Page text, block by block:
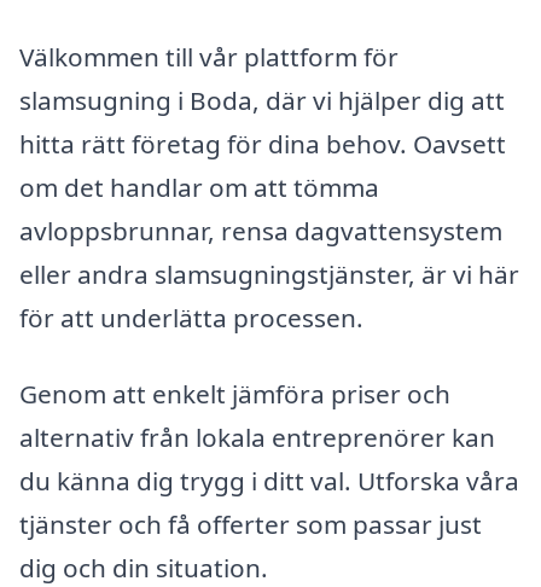
Välkommen till vår plattform för
slamsugning i Boda, där vi hjälper dig att
hitta rätt företag för dina behov. Oavsett
om det handlar om att tömma
avloppsbrunnar, rensa dagvattensystem
eller andra slamsugningstjänster, är vi här
för att underlätta processen.
Genom att enkelt jämföra priser och
alternativ från lokala entreprenörer kan
du känna dig trygg i ditt val. Utforska våra
tjänster och få offerter som passar just
dig och din situation.